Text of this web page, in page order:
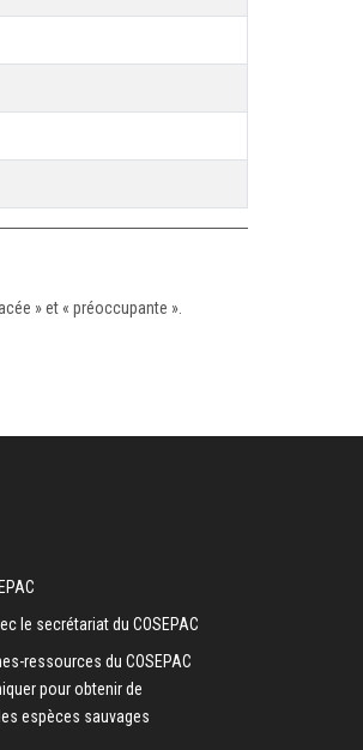
» et « préoccupante ».
le secrétariat du COSEPAC
ressources du COSEPAC
pour obtenir de
espèces sauvages